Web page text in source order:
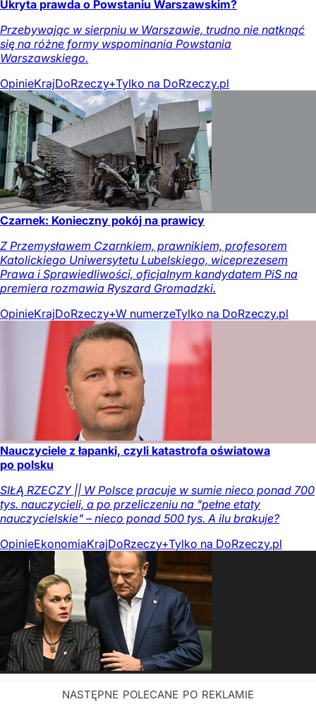
Ukryta prawda o Powstaniu Warszawskim?
Przebywając w sierpniu w Warszawie, trudno nie natknąć
się na różne formy wspominania Powstania
Warszawskiego.
OpinieKrajDoRzeczy+Tylko na DoRzeczy.pl
Czarnek: Konieczny pokój na prawicy
Z Przemysławem Czarnkiem, prawnikiem, profesorem
Katolickiego Uniwersytetu Lubelskiego, wiceprezesem
Prawa i Sprawiedliwości, oficjalnym kandydatem PiS na
premiera rozmawia Ryszard Gromadzki.
OpinieKrajDoRzeczy+W numerzeTylko na DoRzeczy.pl
Nauczyciele z łapanki, czyli katastrofa oświatowa
po polsku
SIŁĄ RZECZY || W Polsce pracuje w sumie nieco ponad 700
tys. nauczycieli, a po przeliczeniu na "pełne etaty
nauczycielskie" – nieco ponad 500 tys. A ilu brakuje?
OpinieEkonomiaKrajDoRzeczy+Tylko na DoRzeczy.pl